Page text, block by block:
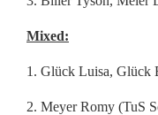
Mixed:
1. Glück Luisa, Glück
2. Meyer Romy (TuS